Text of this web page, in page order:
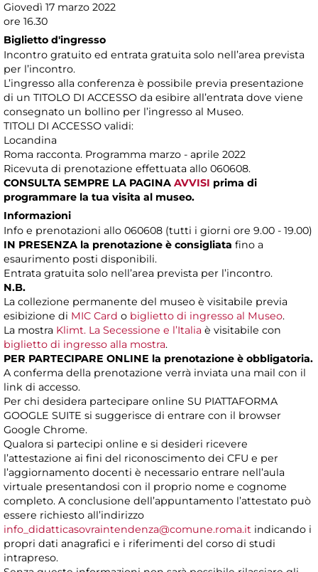
Giovedì 17 marzo 2022
ore 16.30
Biglietto d'ingresso
Incontro gratuito ed entrata gratuita solo nell’area prevista
per l’incontro.
L’ingresso alla conferenza è possibile previa presentazione
di un TITOLO DI ACCESSO da esibire all’entrata dove viene
consegnato un bollino per l’ingresso al Museo.
TITOLI DI ACCESSO validi:
Locandina
Roma racconta. Programma marzo - aprile 2022
Ricevuta di prenotazione effettuata allo 060608.
CONSULTA SEMPRE LA PAGINA AVVISI prima di
programmare la tua visita al museo.
Informazioni
Info e prenotazioni allo 060608 (tutti i giorni ore 9.00 - 19.00)
IN PRESENZA la prenotazione è consigliata fino a
esaurimento posti disponibili.
Entrata gratuita solo nell’area prevista per l’incontro.
N.B.
La collezione permanente del museo è visitabile previa
esibizione di MIC Card o biglietto di ingresso al Museo.
La mostra Klimt. La Secessione e l’Italia è visitabile con
biglietto di ingresso alla mostra.
PER PARTECIPARE ONLINE la prenotazione è obbligatoria.
A conferma della prenotazione verrà inviata una mail con il
link di accesso.
Per chi desidera partecipare online SU PIATTAFORMA
GOOGLE SUITE si suggerisce di entrare con il browser
Google Chrome.
Qualora si partecipi online e si desideri ricevere
l’attestazione ai fini del riconoscimento dei CFU e per
l’aggiornamento docenti è necessario entrare nell’aula
virtuale presentandosi con il proprio nome e cognome
completo. A conclusione dell’appuntamento l’attestato può
essere richiesto all’indirizzo
info_didatticasovraintendenza@comune.roma.it indicando i
propri dati anagrafici e i riferimenti del corso di studi
intrapreso.